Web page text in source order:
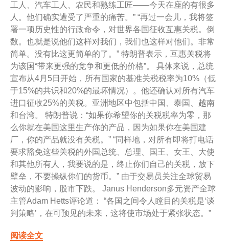
工人、汽车工人、农民和熟练工匠——今天在座的有很多
人。他们确实遭受了严重的痛苦。” “再过一会儿，我将签
署一项历史性的行政命令，对世界各国征收互惠关税。倒
数。也就是说他们这样对我们，我们也这样对他们。非常
简单。没有比这更简单的了。” 特朗普表示，互惠关税将
为该国“带来更强的竞争和更低的价格”。 具体来说，总统
宣布从4月5日开始，所有国家的基准关税税率为10%（低
于15%的共识和20%的最坏情况）。他还确认对所有汽车
进口征收25%的关税。亚洲地区中包括中国、泰国、越南
和台湾。 特朗普说：“如果你希望你的关税税率为零，那
么你就在美国这里生产你的产品，因为如果你在美国建
厂，你的产品就没有关税。” “同样地，对所有即将打电话
要求豁免这些关税的外国总统、总理、国王、女王、大使
和其他所有人，我要说的是，终止你们自己的关税，放下
壁垒，不要操纵你们的货币。” 由于交易员关注全球贸易
波动的影响，股市下跌。 Janus Henderson多元资产全球
主管Adam Hetts评论道： “各国之间令人瞠目的关税是‘谈
判策略’，在可预见的未来，这将使市场处于紧张状态。”
阅读全文